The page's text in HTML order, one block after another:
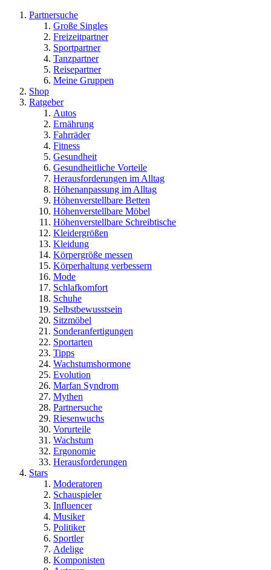
Partnersuche
Große Singles
Freizeitpartner
Sportpartner
Tanzpartner
Reisepartner
Meine Gruppen
Shop
Ratgeber
Autos
Ernährung
Fahrräder
Fitness
Gesundheit
Gesundheitliche Vorteile
Herausforderungen im Alltag
Höhenanpassung im Alltag
Höhenverstellbare Betten
Höhenverstellbare Möbel
Höhenverstellbare Schreibtische
Kleidergrößen
Kleidung
Körpergröße messen
Körperhaltung verbessern
Mode
Schlafkomfort
Schuhe
Selbstbewusstsein
Sitzmöbel
Sonderanfertigungen
Sportarten
Tipps
Wachstumshormone
Evolution
Marfan Syndrom
Mythen
Partnersuche
Riesenwuchs
Vorurteile
Wachstum
Ergonomie
Herausforderungen
Stars
Moderatoren
Schauspieler
Influencer
Musiker
Politiker
Sportler
Adelige
Komponisten